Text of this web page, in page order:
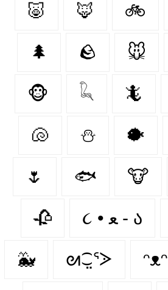
🐷 🦊 🚲
🌲 🪨 🐭
🐵 𓆗 🦎
🐚 ⛄ 🐡
🌷 🐟 🐮
🥀 ૮ • ﻌ - ა⁩
🐳 ᘛ⁐̤ᕐᐷ ᵔᴥᵔ